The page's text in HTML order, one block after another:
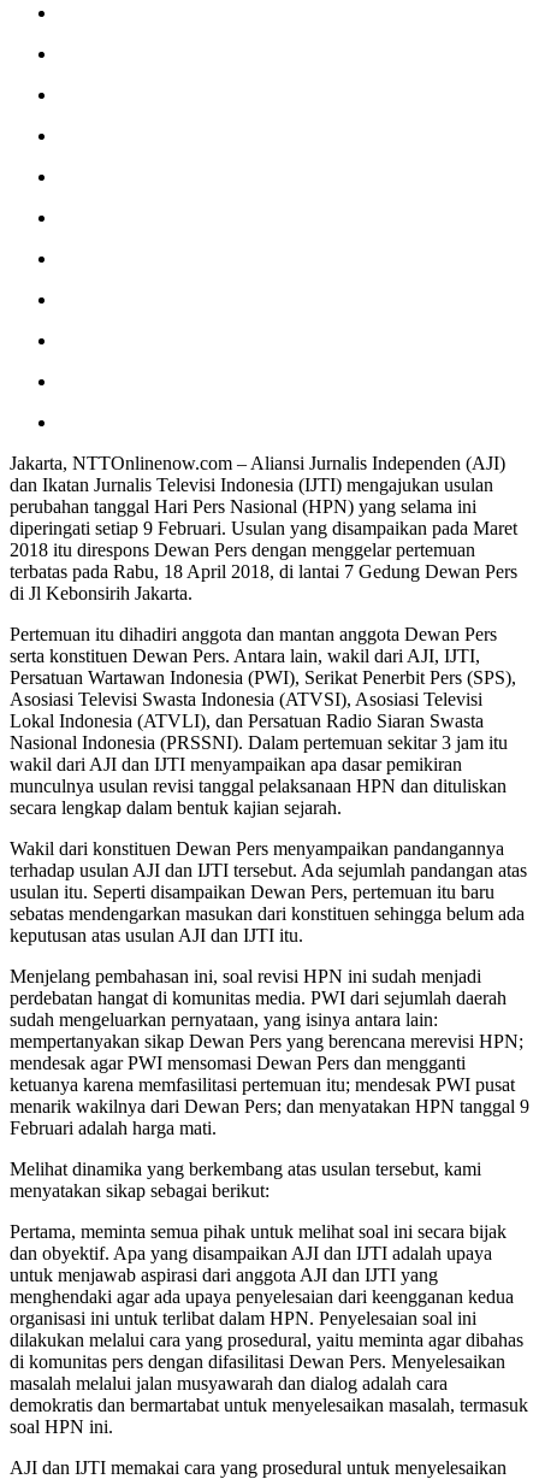
Jakarta, NTTOnlinenow.com – Aliansi Jurnalis Independen (AJI)
dan Ikatan Jurnalis Televisi Indonesia (IJTI) mengajukan usulan
perubahan tanggal Hari Pers Nasional (HPN) yang selama ini
diperingati setiap 9 Februari. Usulan yang disampaikan pada Maret
2018 itu direspons Dewan Pers dengan menggelar pertemuan
terbatas pada Rabu, 18 April 2018, di lantai 7 Gedung Dewan Pers
di Jl Kebonsirih Jakarta.
Pertemuan itu dihadiri anggota dan mantan anggota Dewan Pers
serta konstituen Dewan Pers. Antara lain, wakil dari AJI, IJTI,
Persatuan Wartawan Indonesia (PWI), Serikat Penerbit Pers (SPS),
Asosiasi Televisi Swasta Indonesia (ATVSI), Asosiasi Televisi
Lokal Indonesia (ATVLI), dan Persatuan Radio Siaran Swasta
Nasional Indonesia (PRSSNI). Dalam pertemuan sekitar 3 jam itu
wakil dari AJI dan IJTI menyampaikan apa dasar pemikiran
munculnya usulan revisi tanggal pelaksanaan HPN dan dituliskan
secara lengkap dalam bentuk kajian sejarah.
Wakil dari konstituen Dewan Pers menyampaikan pandangannya
terhadap usulan AJI dan IJTI tersebut. Ada sejumlah pandangan atas
usulan itu. Seperti disampaikan Dewan Pers, pertemuan itu baru
sebatas mendengarkan masukan dari konstituen sehingga belum ada
keputusan atas usulan AJI dan IJTI itu.
Menjelang pembahasan ini, soal revisi HPN ini sudah menjadi
perdebatan hangat di komunitas media. PWI dari sejumlah daerah
sudah mengeluarkan pernyataan, yang isinya antara lain:
mempertanyakan sikap Dewan Pers yang berencana merevisi HPN;
mendesak agar PWI mensomasi Dewan Pers dan mengganti
ketuanya karena memfasilitasi pertemuan itu; mendesak PWI pusat
menarik wakilnya dari Dewan Pers; dan menyatakan HPN tanggal 9
Februari adalah harga mati.
Melihat dinamika yang berkembang atas usulan tersebut, kami
menyatakan sikap sebagai berikut:
Pertama, meminta semua pihak untuk melihat soal ini secara bijak
dan obyektif. Apa yang disampaikan AJI dan IJTI adalah upaya
untuk menjawab aspirasi dari anggota AJI dan IJTI yang
menghendaki agar ada upaya penyelesaian dari keengganan kedua
organisasi ini untuk terlibat dalam HPN. Penyelesaian soal ini
dilakukan melalui cara yang prosedural, yaitu meminta agar dibahas
di komunitas pers dengan difasilitasi Dewan Pers. Menyelesaikan
masalah melalui jalan musyawarah dan dialog adalah cara
demokratis dan bermartabat untuk menyelesaikan masalah, termasuk
soal HPN ini.
AJI dan IJTI memakai cara yang prosedural untuk menyelesaikan